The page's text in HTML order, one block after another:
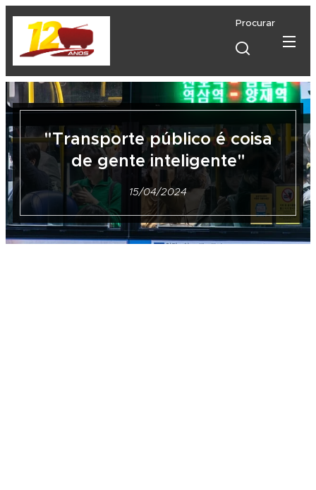
Procurar
"Transporte público é coisa
de gente inteligente"
15/04/2024